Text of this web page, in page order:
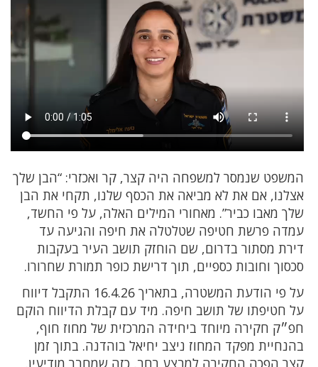
המשפט שנמסר למשפחה היה קצר, קר ואכזרי: “הבן שלך
אצלנו, אם את לא מביאה את הכסף שלנו, תקחי את הבן
שלך מאבו כביר”. מאחורי המילים האלה, על פי החשד,
עמדה פרשת חטיפה שטלטלה את חיפה והגיעה עד
דירת מסתור בדרום, שם הוחזק תושב העיר בעקבות
סכסוך וחובות כספיים, תוך דרישת כופר תמורת שחרורו.
על פי הודעת המשטרה, בתאריך 16.4.26 התקבל דיווח
על חטיפתו של תושב חיפה. מיד עם קבלת הדיווח הוקם
חפ״ק חקירה מיוחד ביחידה המרכזית של מחוז חוף,
בהנחיית מפקד המחוז ניצב יחיאל בוהדנה. בתוך זמן